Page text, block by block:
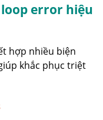
error hiệu
hợp nhiều biện
khắc phục triệt